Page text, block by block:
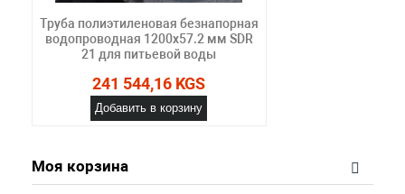
Труба полиэтиленовая безнапорная
водопроводная 1200х57.2 мм SDR
21 для питьевой воды
241 544,16 KGS
Добавить в корзину
Моя корзина